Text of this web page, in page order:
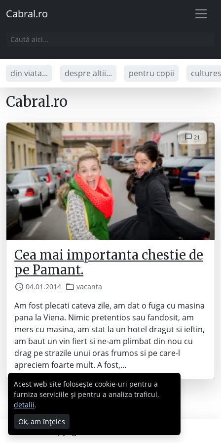
Cabral.ro
din viata... despre altii... pentru copii
Cabral.ro
21
Cea mai importanta chestie de
pe Pamant.
04.01.2014 vacanta
Am fost plecati cateva zile, am dat o fuga cu masina
pana la Viena. Nimic pretentios sau fandosit, am
mers cu masina, am stat la un hotel dragut si ieftin,
am baut un vin fiert si ne-am plimbat din nou cu
drag pe strazile unui oras frumos si pe care-l
apreciem foarte mult. A fost,…
Copyright © 2007 - 2026 Cabral.ro
Acest web site folosește cookie-uri pentru a
furniza serviciile și pentru a analiza traficul,
detalii.
Ok, am înțeles